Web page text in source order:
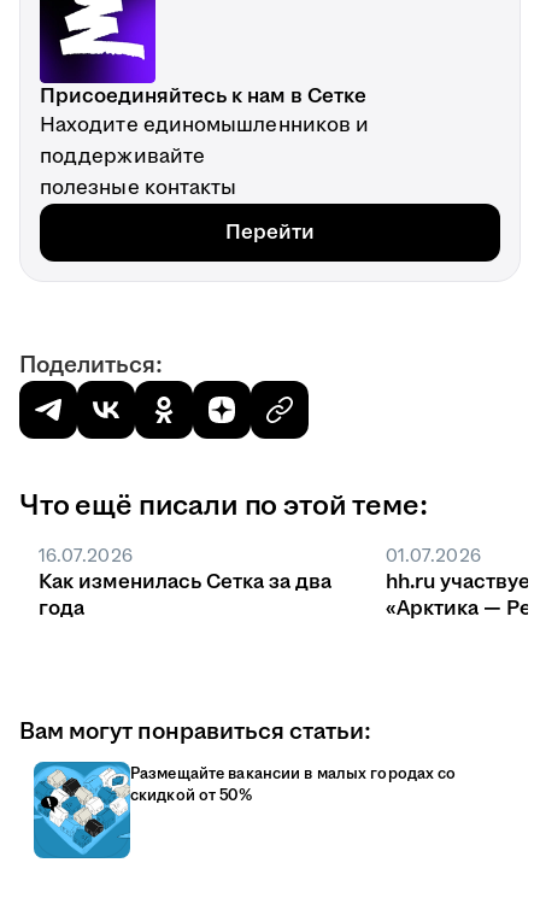
Присоединяйтесь к нам в Сетке
Находите единомышленников и
поддерживайте
полезные контакты
Перейти
Поделиться:
Что ещё писали по этой теме:
16.07.2026
Как изменилась Сетка за два
года
01.07.2026
hh.ru
«Арктика —
Вам могут понравиться статьи:
Размещайте вакансии в малых городах со
скидкой от 50%